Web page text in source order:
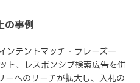
の事例
ンテントマッチ・フレーズ一
ト、レスポンシブ検索広告を併
ーへのリーチが拡大し、入札の